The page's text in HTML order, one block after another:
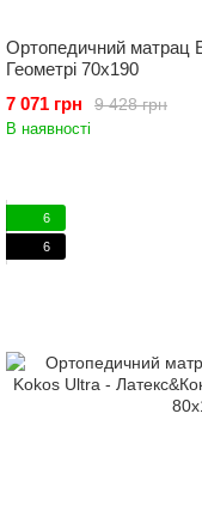
Ортопедичний
Геометрі 70x190
9 428 грн
7 071 грн
В наявності
6
6